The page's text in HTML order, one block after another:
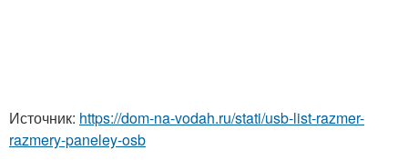
Источник: https://dom-na-vodah.ru/stati/usb-list-razmer-
razmery-paneley-osb